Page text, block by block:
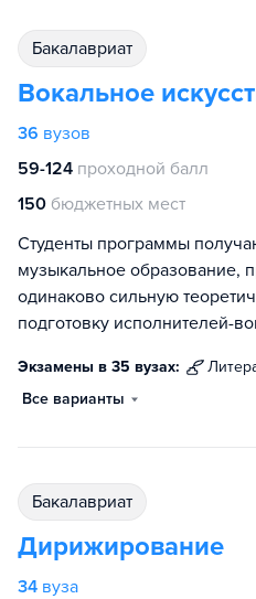
бакалавриат
Вокальное
36 вузов
59-124 проходной балл
150 бюджетных мест
Студенты программы
музыкальное образование,
одинаково сильную
подготовку исполнителей-
Экзамены в 35 вузах:
Все варианты
бакалавриат
Дирижирование
34 вуза